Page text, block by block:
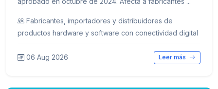
Fabricantes, importadores y distribuidores de
productos hardware y software con conectividad digital
06 Aug 2026 Leer más